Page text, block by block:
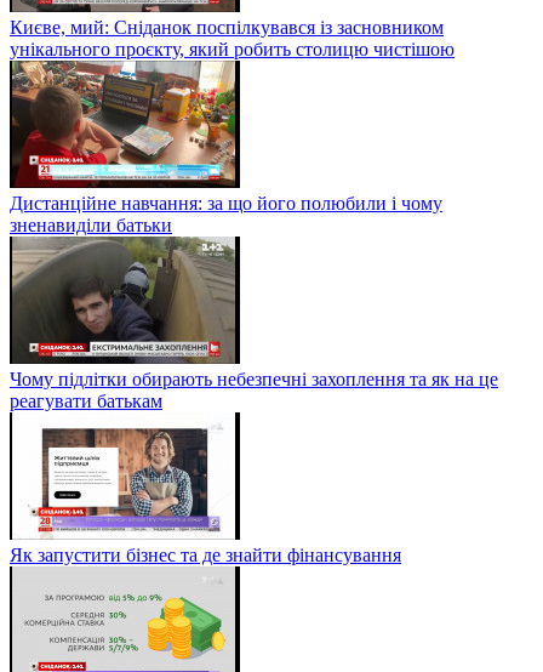
Києве, мий: Сніданок поспілкувався із засновником
унікального проєкту, який робить столицю чистішою
Дистанційне навчання: за що його полюбили і чому
зненавиділи батьки
Чому підлітки обирають небезпечні захоплення та як на це
реагувати батькам
Як запустити бізнес та де знайти фінансування